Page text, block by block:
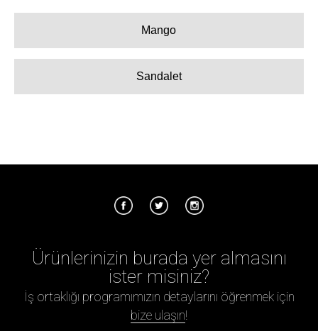
Mango
Sandalet
Ürünlerinizin burada yer almasını
ister misiniz?
İş ortaklığı programımızın detaylarını öğrenmek için
bize ulaşın!